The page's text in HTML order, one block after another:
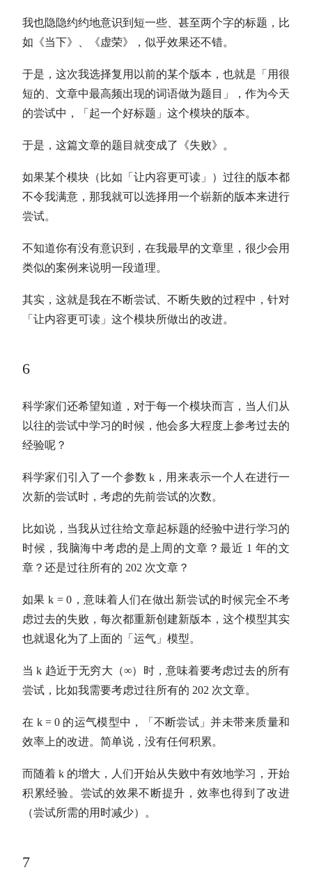
我也隐隐约约地意识到短一些、甚至两个字的标题，比
如《当下》、《虚荣》，似乎效果还不错。
于是，这次我选择复用以前的某个版本，也就是「用很
短的、文章中最高频出现的词语做为题目」，作为今天
的尝试中，「起一个好标题」这个模块的版本。
于是，这篇文章的题目就变成了《失败》。
如果某个模块（比如「让内容更可读」）过往的版本都
不令我满意，那我就可以选择用一个崭新的版本来进行
尝试。
不知道你有没有意识到，在我最早的文章里，很少会用
类似的案例来说明一段道理。
其实，这就是我在不断尝试、不断失败的过程中，针对
「让内容更可读」这个模块所做出的改进。
6
科学家们还希望知道，对于每一个模块而言，当人们从
以往的尝试中学习的时候，他会多大程度上参考过去的
经验呢？
科学家们引入了一个参数 k，用来表示一个人在进行一
次新的尝试时，考虑的先前尝试的次数。
比如说，当我从过往给文章起标题的经验中进行学习的
时候，我脑海中考虑的是上周的文章？最近 1 年的文
章？还是过往所有的 202 次文章？
如果 k = 0，意味着人们在做出新尝试的时候完全不考
虑过去的失败，每次都重新创建新版本，这个模型其实
也就退化为了上面的「运气」模型。
当 k 趋近于无穷大（∞）时，意味着要考虑过去的所有
尝试，比如我需要考虑过往所有的 202 次文章。
在 k = 0 的运气模型中，「不断尝试」并未带来质量和
效率上的改进。简单说，没有任何积累。
而随着 k 的增大，人们开始从失败中有效地学习，开始
积累经验。尝试的效果不断提升，效率也得到了改进
（尝试所需的用时减少）。
7